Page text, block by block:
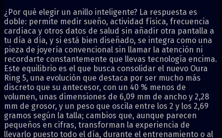
¿Por qué elegir un anillo inteligente? La respuesta es
doble: permite medir sueño, actividad física, frecuencia
cardíaca y otros datos de salud sin añadir otra pantalla a
tu día a día, y si está bien diseñado, se integra como una
pieza de joyería convencional sin llamar la atención ni
recordarte constantemente que llevas tecnología encima.
Este equilibrio es el que busca consolidar el nuevo Oura
Ring 5, una evolución que destaca por ser mucho más
discreto que su antecesor, con un 40 % menos de
volumen, unas dimensiones de 6,09 mm de ancho y 2,28
mm de grosor, y un peso que oscila entre los 2 y los 2,69
gramos según la talla; cambios que, aunque parecen
pequeños en cifras, transforman la experiencia de
llevarlo puesto todo el día, durante el entrenamiento o al